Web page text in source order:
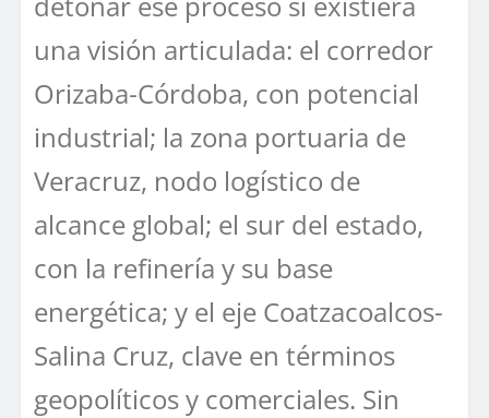
una visión articulada: el corredor
Orizaba‑Córdoba, con potencial
industrial; la zona portuaria de
Veracruz, nodo logístico de
alcance global; el sur del estado,
con la refinería y su base
energética; y el eje Coatzacoalcos-
Salina Cruz, clave en términos
geopolíticos y comerciales. Sin